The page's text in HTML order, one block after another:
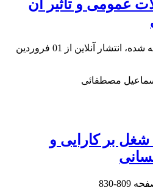
عمومی و تأثیر آن
شده، انتشار آنلاین از
01 فروردین
مصطفائی
شغل بر کارایی و
809-830